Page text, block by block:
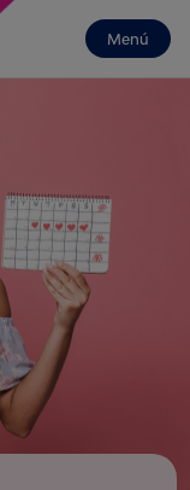
Menú